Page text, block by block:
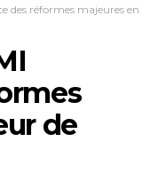
des réformes majeures en
de